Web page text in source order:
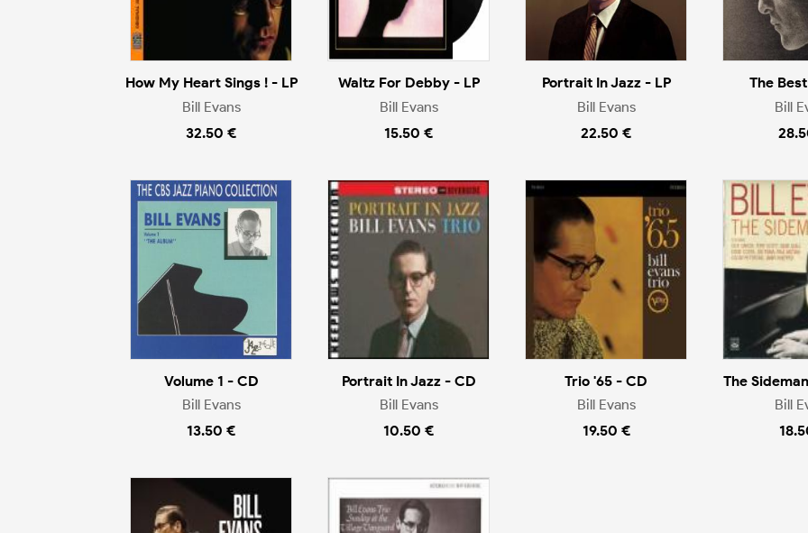
How My Heart Sings ! - LP
Bill Evans
32.50 €
Waltz For Debby - LP
Bill Evans
15.50 €
Portrait In Jazz - LP
Bill Evans
22.50 €
The
Bill
Volume 1 - CD
Bill Evans
13.50 €
Portrait In Jazz - CD
Bill Evans
10.50 €
Trio '65 - CD
Bill Evans
19.50 €
The
Bill